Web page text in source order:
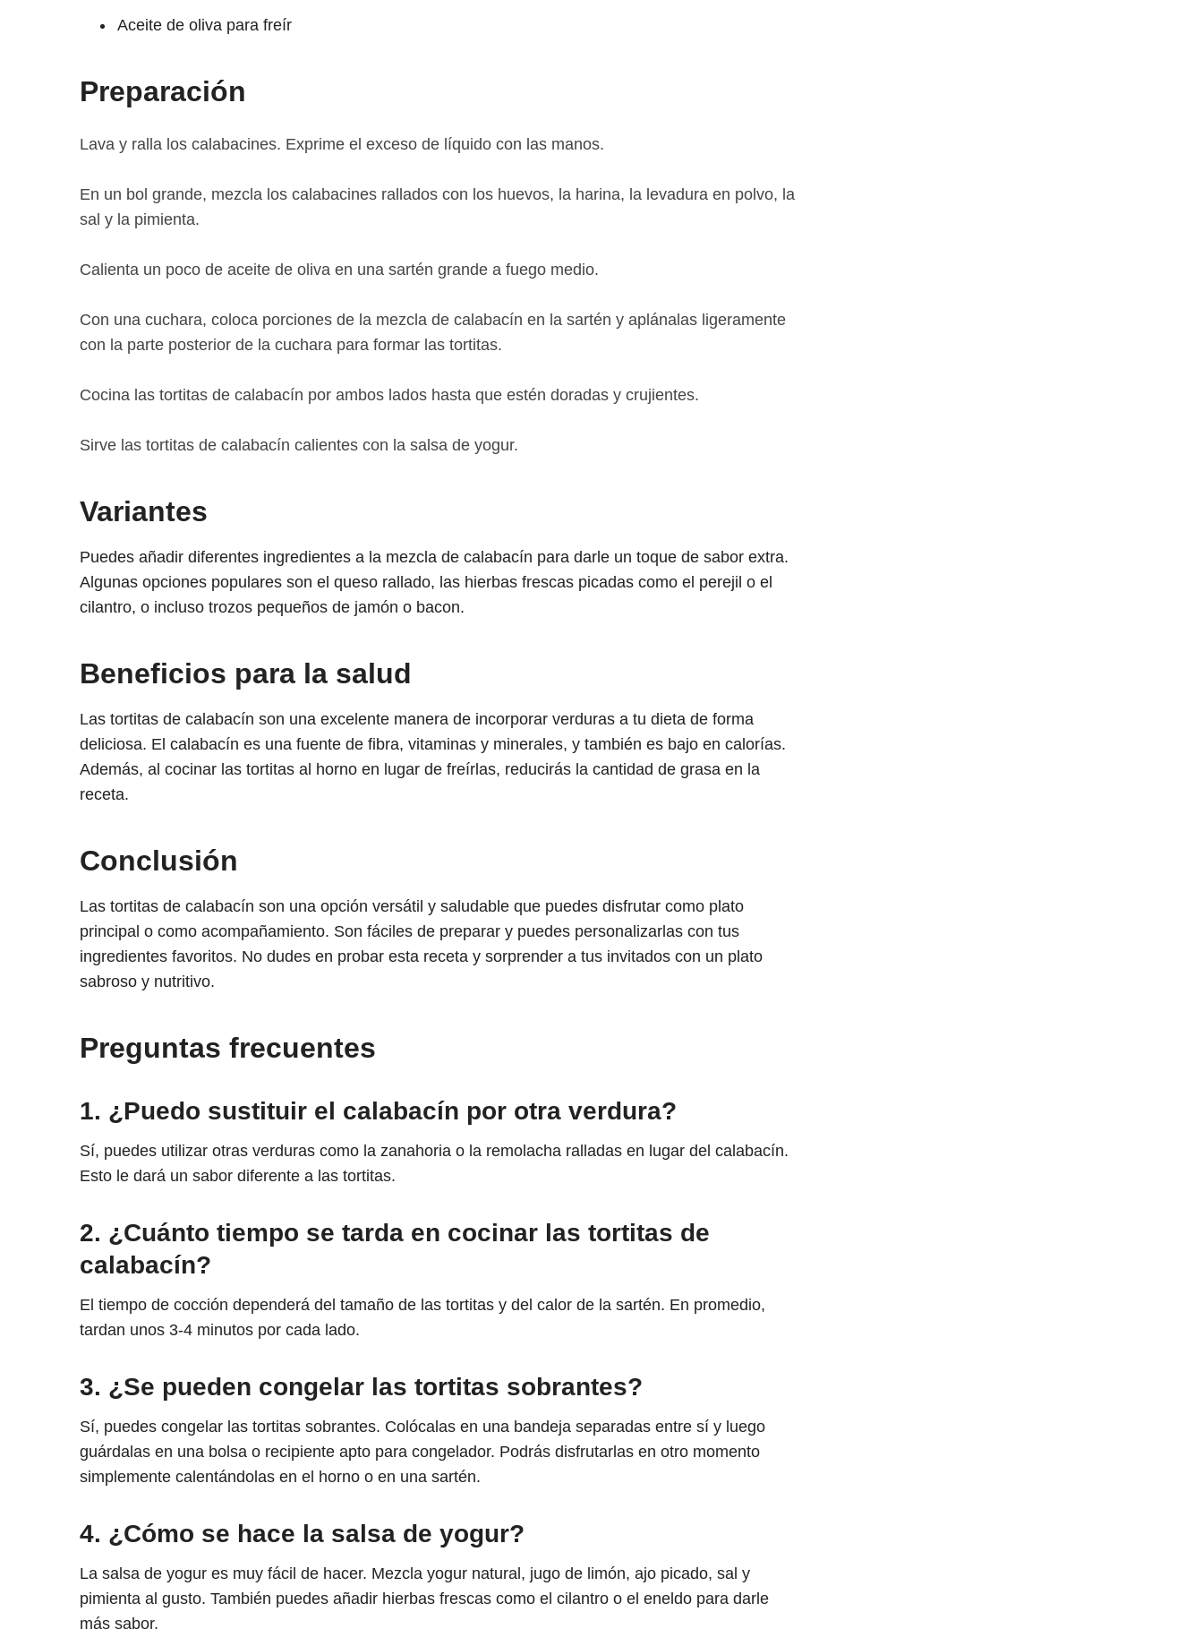
Aceite de oliva para freír
Preparación
Lava y ralla los calabacines. Exprime el exceso de líquido con las manos.
En un bol grande, mezcla los calabacines rallados con los huevos, la harina, la levadura en polvo, la
sal y la pimienta.
Calienta un poco de aceite de oliva en una sartén grande a fuego medio.
Con una cuchara, coloca porciones de la mezcla de calabacín en la sartén y aplánalas ligeramente
con la parte posterior de la cuchara para formar las tortitas.
Cocina las tortitas de calabacín por ambos lados hasta que estén doradas y crujientes.
Sirve las tortitas de calabacín calientes con la salsa de yogur.
Variantes
Puedes añadir diferentes ingredientes a la mezcla de calabacín para darle un toque de sabor extra.
Algunas opciones populares son el queso rallado, las hierbas frescas picadas como el perejil o el
cilantro, o incluso trozos pequeños de jamón o bacon.
Beneficios para la salud
Las tortitas de calabacín son una excelente manera de incorporar verduras a tu dieta de forma
deliciosa. El calabacín es una fuente de fibra, vitaminas y minerales, y también es bajo en calorías.
Además, al cocinar las tortitas al horno en lugar de freírlas, reducirás la cantidad de grasa en la
receta.
Conclusión
Las tortitas de calabacín son una opción versátil y saludable que puedes disfrutar como plato
principal o como acompañamiento. Son fáciles de preparar y puedes personalizarlas con tus
ingredientes favoritos. No dudes en probar esta receta y sorprender a tus invitados con un plato
sabroso y nutritivo.
Preguntas frecuentes
1. ¿Puedo sustituir el calabacín por otra verdura?
Sí, puedes utilizar otras verduras como la zanahoria o la remolacha ralladas en lugar del calabacín.
Esto le dará un sabor diferente a las tortitas.
2. ¿Cuánto tiempo se tarda en cocinar las tortitas de
calabacín?
El tiempo de cocción dependerá del tamaño de las tortitas y del calor de la sartén. En promedio,
tardan unos 3-4 minutos por cada lado.
3. ¿Se pueden congelar las tortitas sobrantes?
Sí, puedes congelar las tortitas sobrantes. Colócalas en una bandeja separadas entre sí y luego
guárdalas en una bolsa o recipiente apto para congelador. Podrás disfrutarlas en otro momento
simplemente calentándolas en el horno o en una sartén.
4. ¿Cómo se hace la salsa de yogur?
La salsa de yogur es muy fácil de hacer. Mezcla yogur natural, jugo de limón, ajo picado, sal y
pimienta al gusto. También puedes añadir hierbas frescas como el cilantro o el eneldo para darle
más sabor.